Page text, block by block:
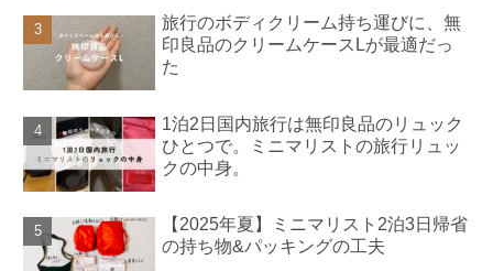
旅行のボディクリーム持ち運びに、無
印良品のクリームケースLが最適だっ
た
1泊2日国内旅行は無印良品のリュック
ひとつで。ミニマリストの旅行リュッ
クの中身。
【2025年夏】ミニマリスト2泊3日帰省
の持ち物&パッキングの工夫